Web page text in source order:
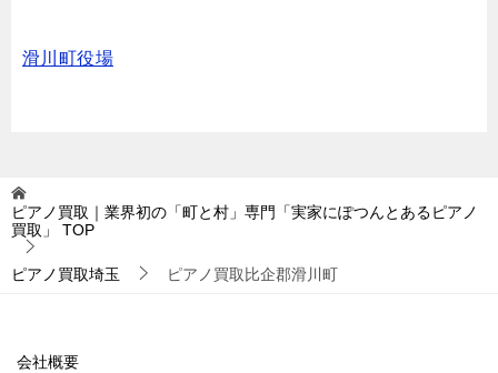
滑川町役場
ピアノ買取｜業界初の「町と村」専門「実家にぽつんとあるピアノ
買取」
TOP
ピアノ買取埼玉 ピアノ買取比企郡滑川町
会社概要